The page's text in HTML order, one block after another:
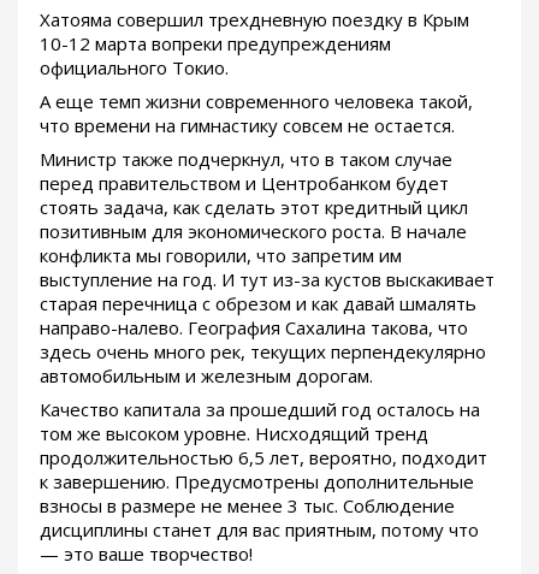
Хатояма совершил трехдневную поездку в Крым
10-12 марта вопреки предупреждениям
официального Токио.
А еще темп жизни современного человека такой,
что времени на гимнастику совсем не остается.
Министр также подчеркнул, что в таком случае
перед правительством и Центробанком будет
стоять задача, как сделать этот кредитный цикл
позитивным для экономического роста. В начале
конфликта мы говорили, что запретим им
выступление на год. И тут из-за кустов выскакивает
старая перечница с обрезом и как давай шмалять
направо-налево. География Сахалина такова, что
здесь очень много рек, текущих перпендекулярно
автомобильным и железным дорогам.
Качество капитала за прошедший год осталось на
том же высоком уровне. Нисходящий тренд
продолжительностью 6,5 лет, вероятно, подходит
к завершению. Предусмотрены дополнительные
взносы в размере не менее 3 тыс. Соблюдение
дисциплины станет для вас приятным, потому что
— это ваше творчество!